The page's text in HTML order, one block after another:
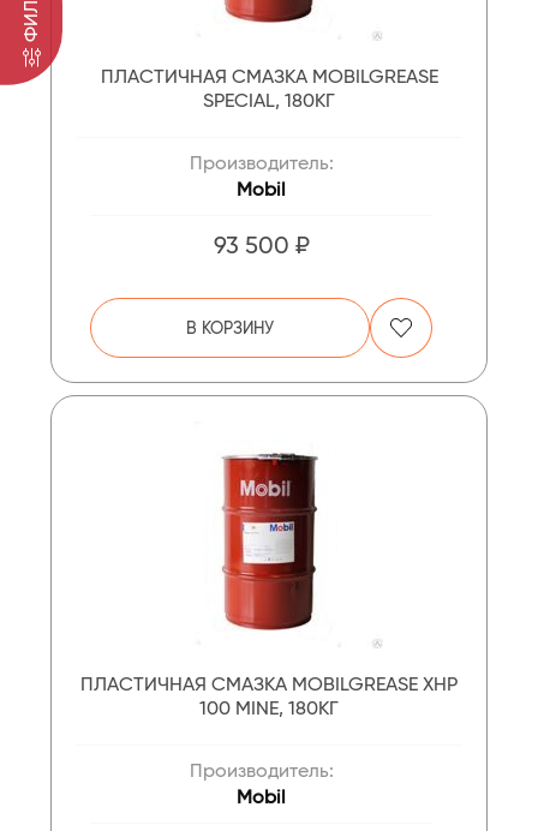
ПЛАСТИЧНАЯ СМАЗКА MOBILGREASE
SPECIAL, 180КГ
Производитель:
Mobil
93 500 ₽
В КОРЗИНУ
ПЛАСТИЧНАЯ СМАЗКА MOBILGREASE XHP
100 MINE, 180КГ
Производитель:
Mobil